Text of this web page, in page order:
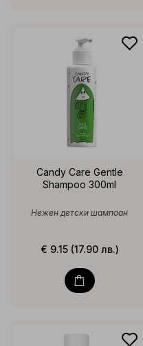
Candy Care Gentle
Shampoo 300ml
Нежен детски шампоан
€ 9.15 (17.90 лв.)